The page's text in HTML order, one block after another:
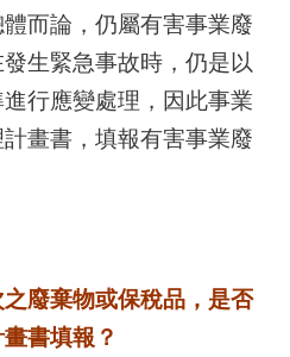
而論，仍屬有害事業廢
生緊急事故時，仍是以
行應變處理，因此事業
畫書，填報有害事業廢
廢棄物或保稅品，是否
書填報？